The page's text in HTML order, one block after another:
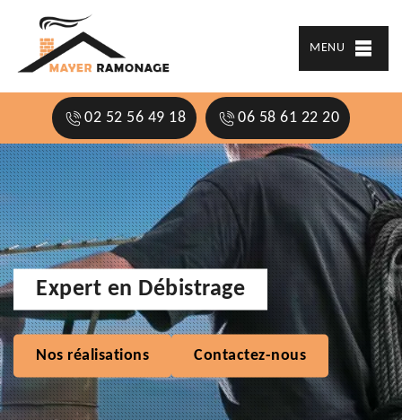
MENU
02 52 56 49 18 06 58 61 22 20
Expert en Débistrage
Nos réalisations Contactez-nous